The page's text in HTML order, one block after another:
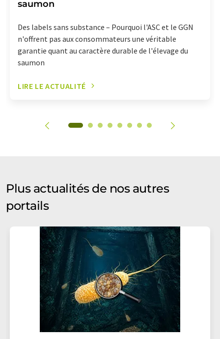
saumon
Des labels sans substance – Pourquoi l'ASC et le GGN
n'offrent pas aux consommateurs une véritable
garantie quant au caractère durable de l'élevage du
saumon
LIRE LE ACTUALITÉ
Plus actualités de nos autres
portails